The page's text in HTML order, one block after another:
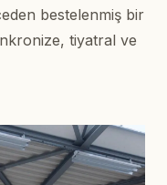
bestelenmiş bir
tiyatral ve